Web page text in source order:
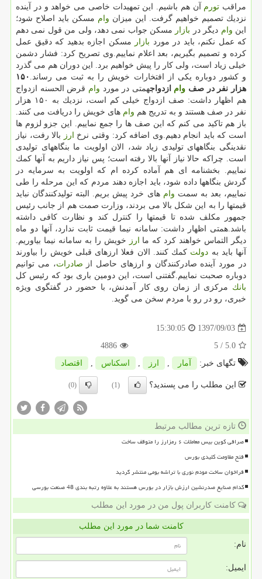
مراقب تورم آن هم باشیم. این تمهیدات خاصی می خواهد و در آینده
نزدیك تصمیم خواهیم گرفت. این میزان وام مسكن باید اصلاح شود؛
این وام دیگر در بازار مسكن جواب نمی دهد، ولی من قول نمی دهم
كه عمل نكنم، باید در مورد بازار
مسكن اجازه بدهید كه دقیق عمل
كرده و تصمیم بگیریم، بعد اعلام نماییم.وی تصریح كرد: فشار دشمن
خیلی زیاد است، ولی كار را پیش خواهیم برد. این دوران هم می گذرد
و كشور دوباره یكی از افتخارات خویش را به ثبت می رساند. ۱۵۰
هزار نفر در صف وام ازدواجهمتی در مورد وام قرض الحسنه ازدواج
هم اظهار داشت: صف ازدواج خیلی كم است، نزدیك به ۱۵۰ هزار
نفر در صف هستند و به تدریج هم وام های خویش را دریافت می كنند.
باز هم تاكید می كنم كه این صف ها را جمع نماییم. این جزو لزوم ها
است كه باید انجام دهیم.وی اضافه كرد: وقتی نرخ ارز
بالا رفت، نیاز
نقدینگی بنگاههای تولیدی زیاد شد، الان اولویت ما بنگاههای تولیدی
است. چراكه حالا نیاز آنها بالا رفته است؛ پس نیاز داریم به آنها كمك
نماییم. بخشنامه ای هم آماده كرده ام كه اولویت به سرمایه در
گردش بنگاهها داده شود، باید اجازه دهند مردم كه این مرحله را طی
نماییم، بعد به سمت وام های خرد پیش بریم. البته تولیدكنندگان نباید
قیمتها را به این شكل بالا می بردند، وزارت صمت هم از جانب رئیس
جمهور مكلف شده تا قیمتها را كنترل كند و نظارت كافی داشته
باشد.همتی اظهار داشت: سامانه نیما قیمت ثابت ندارد، آنها دو ماه
دیگر التماس خواهند كرد كه ما ارز
خویش را به سامانه نیما بیاوریم.
آنها باید به دولت كمك كنند. الان فعلا ارزهای قبلی خویش را بیاورند
در مورد آینده صادركنندگان و ارزهای حاصل از صادرات، می توانیم
دوباره صحبت نماییم.گفتنی است، این دومین باری بود كه رئیس كل
بانك مركزی از زمان روی كار آمدنش، با حضور در گفتگوی ویژه
خبری، رو در رو با مردم سخن می گوید.
1397/09/03
15:30:05
5.0
/ 5
4886
تگهای خبر:
آمار , ارز , اسكناس , اقتصاد
این مطلب را می پسندید؟ (1)
(0)
تازه ترین مطالب مرتبط
صرافی کوین بیس معاملات ۶ رمزارز را متوقف ساخت
فتح مقاومت کلیدی بورس
فراخوان ساخت مودم نوری با تراشه بومی منتشر گردید
کدام صنایع صدرنشین ارزش بازار در بورس هستند به علاوه رتبه بندی 48 صنعت بورسی
کامنت کاربران پول من در مورد این مطلب
کامنت شما در مورد این مطلب
نام:
ایمیل: